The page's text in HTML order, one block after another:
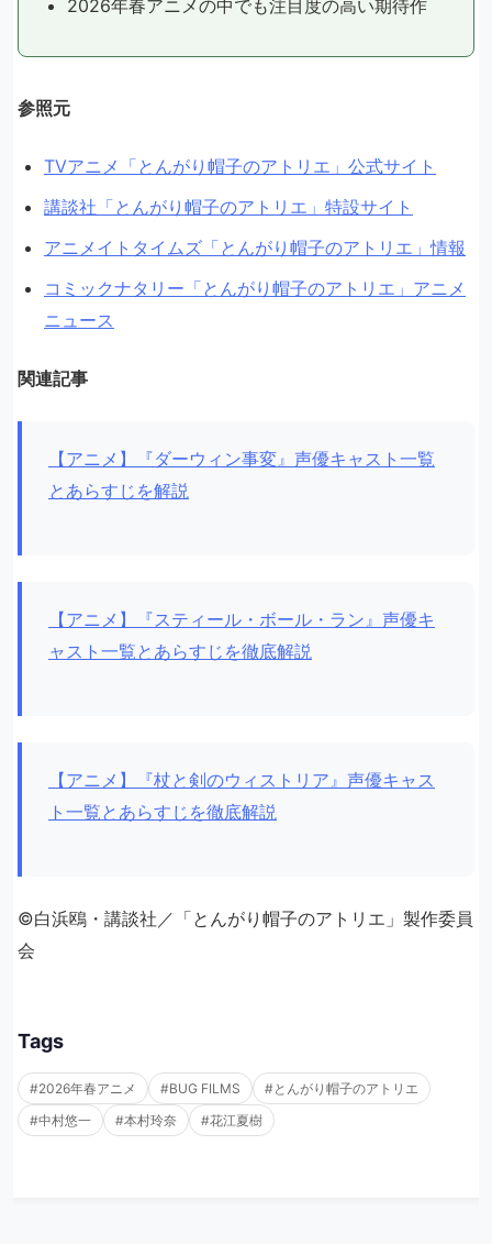
2026年春アニメの中でも注目度の高い期待作
参照元
TVアニメ「とんがり帽子のアトリエ」公式サイト
講談社「とんがり帽子のアトリエ」特設サイト
アニメイトタイムズ「とんがり帽子のアトリエ」情報
コミックナタリー「とんがり帽子のアトリエ」アニメ
ニュース
関連記事
【アニメ】『ダーウィン事変』声優キャスト一覧
とあらすじを解説
【アニメ】『スティール・ボール・ラン』声優キ
ャスト一覧とあらすじを徹底解説
【アニメ】『杖と剣のウィストリア』声優キャス
ト一覧とあらすじを徹底解説
©白浜鴎・講談社／「とんがり帽子のアトリエ」製作委員
会
Tags
#2026年春アニメ #BUG FILMS
#とんがり帽子のアトリエ
#中村悠一
#本村玲奈 #花江夏樹